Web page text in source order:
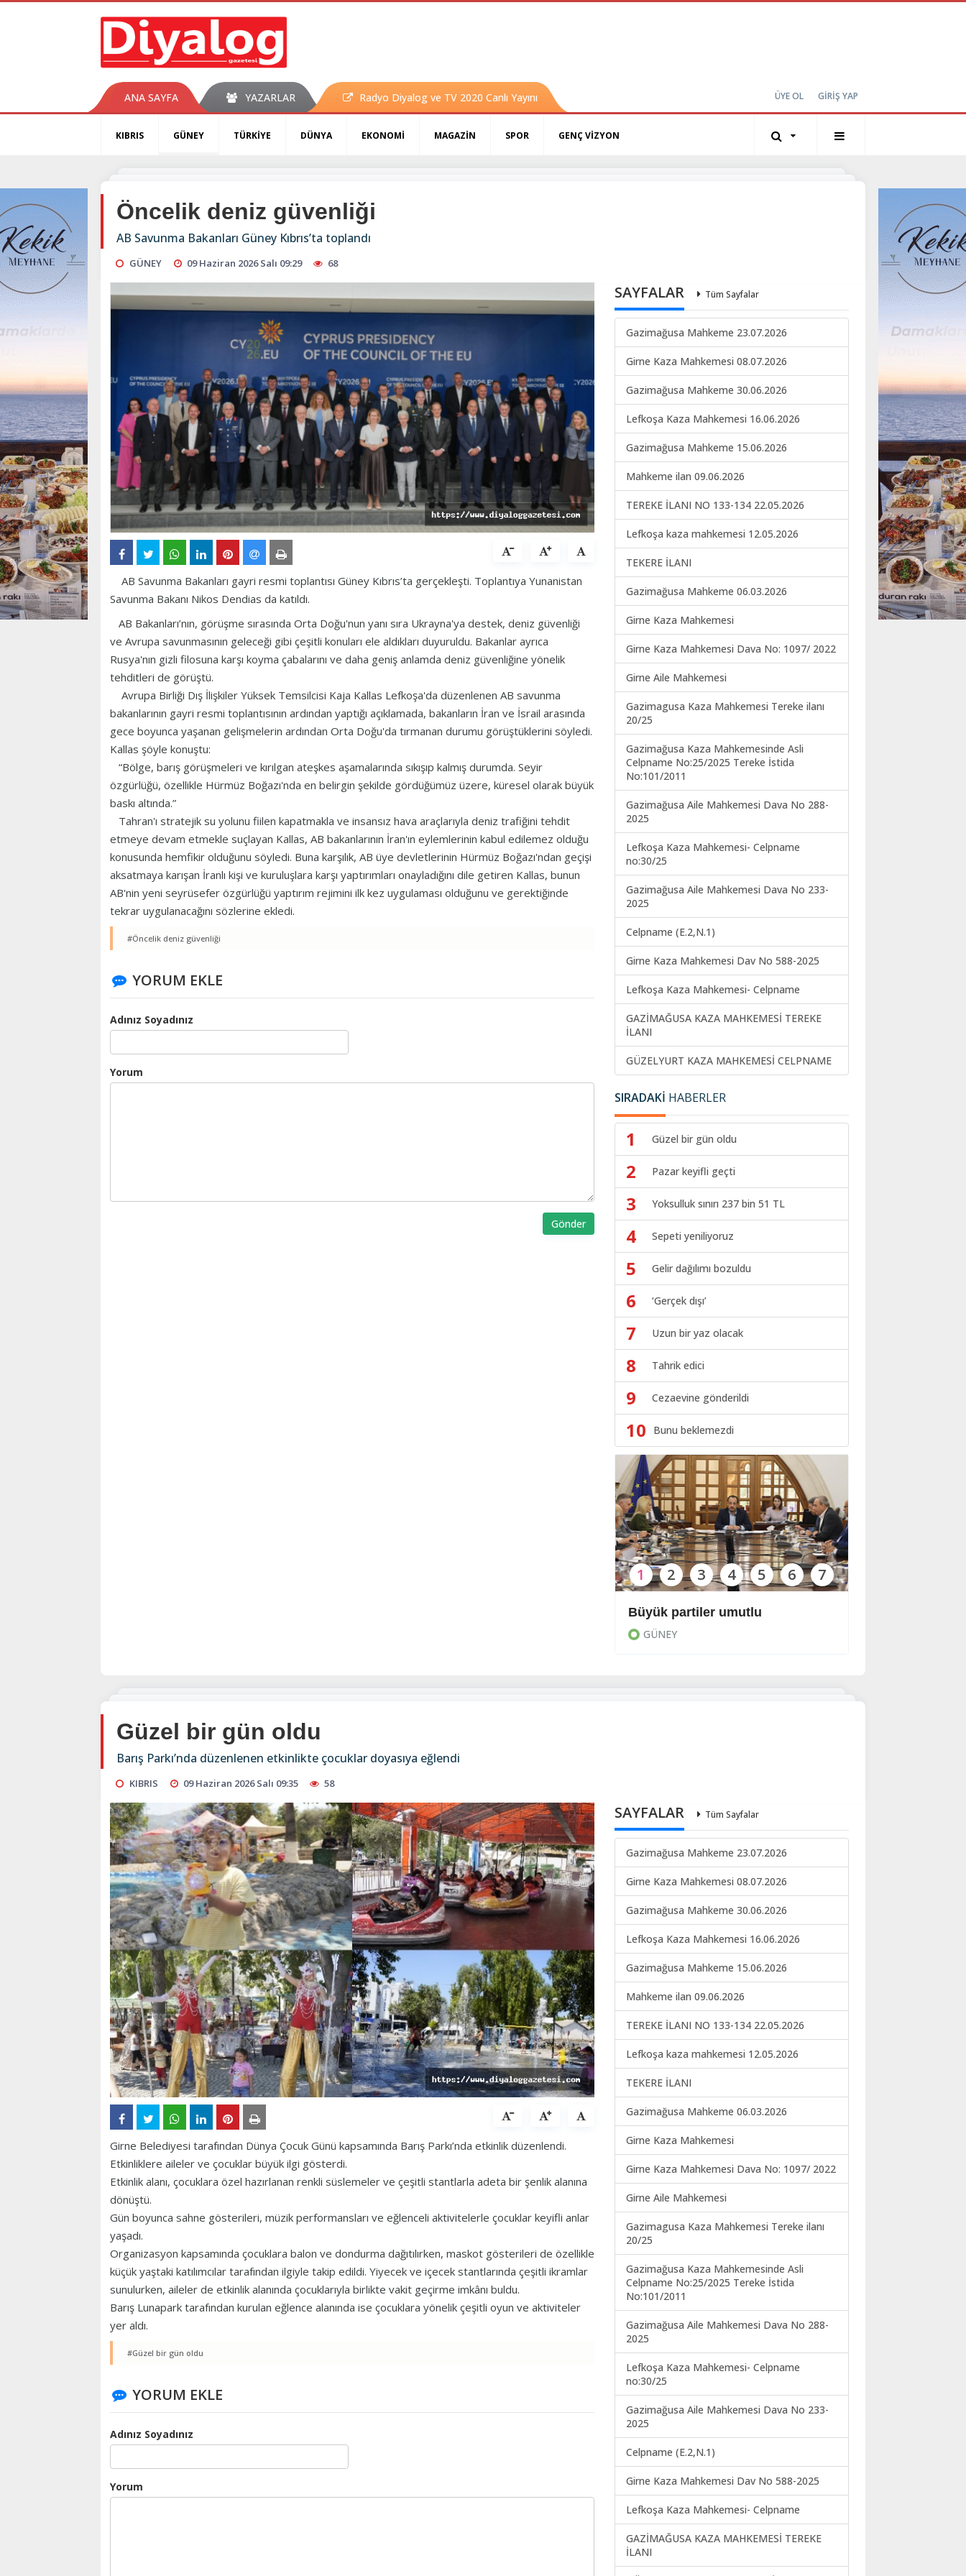
ANA SAYFA YAZARLAR Radyo Diyalog ve TV 2020 Canlı Yayını ÜYE OL GİRİŞ YAP
KIBRIS GÜNEY TÜRKİYE DÜNYA EKONOMİ MAGAZİN SPOR GENÇ VİZYON
Öncelik deniz güvenliği
AB Savunma Bakanları Güney Kıbrıs’ta toplandı
GÜNEY 09 Haziran 2026 Salı 09:29 68
AB Savunma Bakanları gayri resmi toplantısı Güney Kıbrıs’ta gerçekleşti. Toplantıya Yunanistan
Savunma Bakanı Nikos Dendias da katıldı.
AB Bakanları’nın, görüşme sırasında Orta Doğu'nun yanı sıra Ukrayna'ya destek, deniz güvenliği
ve Avrupa savunmasının geleceği gibi çeşitli konuları ele aldıkları duyuruldu. Bakanlar ayrıca
Rusya'nın gizli filosuna karşı koyma çabalarını ve daha geniş anlamda deniz güvenliğine yönelik
tehditleri de görüştü.
Avrupa Birliği Dış İlişkiler Yüksek Temsilcisi Kaja Kallas Lefkoşa'da düzenlenen AB savunma
bakanlarının gayri resmi toplantısının ardından yaptığı açıklamada, bakanların İran ve İsrail arasında
gece boyunca yaşanan gelişmelerin ardından Orta Doğu'da tırmanan durumu görüştüklerini söyledi.
Kallas şöyle konuştu:
“Bölge, barış görüşmeleri ve kırılgan ateşkes aşamalarında sıkışıp kalmış durumda. Seyir
özgürlüğü, özellikle Hürmüz Boğazı'nda en belirgin şekilde gördüğümüz üzere, küresel olarak büyük
baskı altında.”
Tahran'ı stratejik su yolunu fiilen kapatmakla ve insansız hava araçlarıyla deniz trafiğini tehdit
etmeye devam etmekle suçlayan Kallas, AB bakanlarının İran'ın eylemlerinin kabul edilemez olduğu
konusunda hemfikir olduğunu söyledi. Buna karşılık, AB üye devletlerinin Hürmüz Boğazı'ndan geçişi
aksatmaya karışan İranlı kişi ve kuruluşlara karşı yaptırımları onayladığını dile getiren Kallas, bunun
AB'nin yeni seyrüsefer özgürlüğü yaptırım rejimini ilk kez uygulaması olduğunu ve gerektiğinde
tekrar uygulanacağını sözlerine ekledi.
#Öncelik deniz güvenliği
YORUM EKLE
Adınız Soyadınız
Yorum
Gönder
SAYFALAR Tüm Sayfalar
Gazimağusa Mahkeme 23.07.2026
Girne Kaza Mahkemesi 08.07.2026
Gazimağusa Mahkeme 30.06.2026
Lefkoşa Kaza Mahkemesi 16.06.2026
Gazimağusa Mahkeme 15.06.2026
Mahkeme ilan 09.06.2026
TEREKE İLANI NO 133-134 22.05.2026
Lefkoşa kaza mahkemesi 12.05.2026
TEKERE İLANI
Gazimağusa Mahkeme 06.03.2026
Girne Kaza Mahkemesi
Girne Kaza Mahkemesi Dava No: 1097/ 2022
Girne Aile Mahkemesi
Gazimagusa Kaza Mahkemesi Tereke ilanı
20/25
Gazimağusa Kaza Mahkemesinde Asli
Celpname No:25/2025 Tereke İstida
No:101/2011
Gazimağusa Aile Mahkemesi Dava No 288-
2025
Lefkoşa Kaza Mahkemesi- Celpname
no:30/25
Gazimağusa Aile Mahkemesi Dava No 233-
2025
Celpname (E.2,N.1)
Girne Kaza Mahkemesi Dav No 588-2025
Lefkoşa Kaza Mahkemesi- Celpname
GAZİMAĞUSA KAZA MAHKEMESİ TEREKE
İLANI
GÜZELYURT KAZA MAHKEMESİ CELPNAME
SIRADAKİ HABERLER
1 Güzel bir gün oldu
2 Pazar keyifli geçti
3 Yoksulluk sınırı 237 bin 51 TL
4 Sepeti yeniliyoruz
5 Gelir dağılımı bozuldu
6 ‘Gerçek dışı’
7 Uzun bir yaz olacak
8 Tahrik edici
9 Cezaevine gönderildi
10 Bunu beklemezdi
Büyük partiler umutlu
GÜNEY
1 2 3 4 5 6 7
Güzel bir gün oldu
Barış Parkı’nda düzenlenen etkinlikte çocuklar doyasıya eğlendi
KIBRIS 09 Haziran 2026 Salı 09:35 58
Girne Belediyesi tarafından Dünya Çocuk Günü kapsamında Barış Parkı’nda etkinlik düzenlendi.
Etkinliklere aileler ve çocuklar büyük ilgi gösterdi.
Etkinlik alanı, çocuklara özel hazırlanan renkli süslemeler ve çeşitli stantlarla adeta bir şenlik alanına
dönüştü.
Gün boyunca sahne gösterileri, müzik performansları ve eğlenceli aktivitelerle çocuklar keyifli anlar
yaşadı.
Organizasyon kapsamında çocuklara balon ve dondurma dağıtılırken, maskot gösterileri de özellikle
küçük yaştaki katılımcılar tarafından ilgiyle takip edildi. Yiyecek ve içecek stantlarında çeşitli ikramlar
sunulurken, aileler de etkinlik alanında çocuklarıyla birlikte vakit geçirme imkânı buldu.
Barış Lunapark tarafından kurulan eğlence alanında ise çocuklara yönelik çeşitli oyun ve aktiviteler
yer aldı.
#Güzel bir gün oldu
YORUM EKLE
Adınız Soyadınız
Yorum
SAYFALAR Tüm Sayfalar
Gazimağusa Mahkeme 23.07.2026
Girne Kaza Mahkemesi 08.07.2026
Gazimağusa Mahkeme 30.06.2026
Lefkoşa Kaza Mahkemesi 16.06.2026
Gazimağusa Mahkeme 15.06.2026
Mahkeme ilan 09.06.2026
TEREKE İLANI NO 133-134 22.05.2026
Lefkoşa kaza mahkemesi 12.05.2026
TEKERE İLANI
Gazimağusa Mahkeme 06.03.2026
Girne Kaza Mahkemesi
Girne Kaza Mahkemesi Dava No: 1097/ 2022
Girne Aile Mahkemesi
Gazimagusa Kaza Mahkemesi Tereke ilanı
20/25
Gazimağusa Kaza Mahkemesinde Asli
Celpname No:25/2025 Tereke İstida
No:101/2011
Gazimağusa Aile Mahkemesi Dava No 288-
2025
Lefkoşa Kaza Mahkemesi- Celpname
no:30/25
Gazimağusa Aile Mahkemesi Dava No 233-
2025
Celpname (E.2,N.1)
Girne Kaza Mahkemesi Dav No 588-2025
Lefkoşa Kaza Mahkemesi- Celpname
GAZİMAĞUSA KAZA MAHKEMESİ TEREKE
İLANI